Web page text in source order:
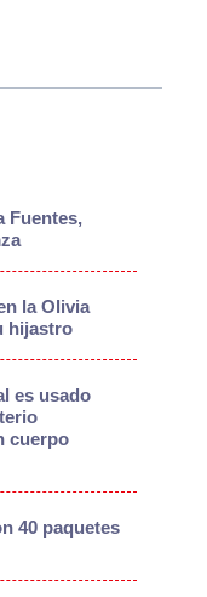
Fuentes,
la Olivia
hijastro
es usado
cuerpo
40 paquetes